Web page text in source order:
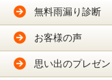
無料雨漏り診断
お客様の声
思い出のプレゼン